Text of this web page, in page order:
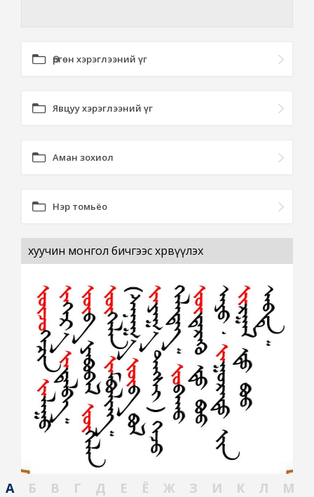
Өргөн хэрэглээний үг
Явцуу хэрэглээний үг
Аман зохиол
Нэр томьёо
хуучин монгол бичгээс хөрвүүлэх
А Б В Г Д Е Ё Ж З И К Л
М